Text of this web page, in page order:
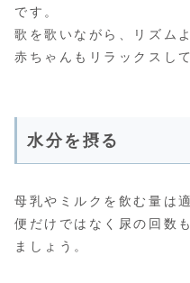
です。
歌を歌いながら、リズム
赤ちゃんもリラックスし
水分を摂る
母乳やミルクを飲む量は
便だけではなく尿の回数
ましょう。